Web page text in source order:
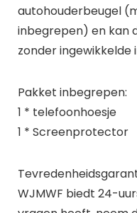
autohouderbeugel
inbegrepen) en kan
zonder
Pakket inbegrepen:
1 * telefoonhoesje
1 * Screenprotector
WJMWF biedt 24-